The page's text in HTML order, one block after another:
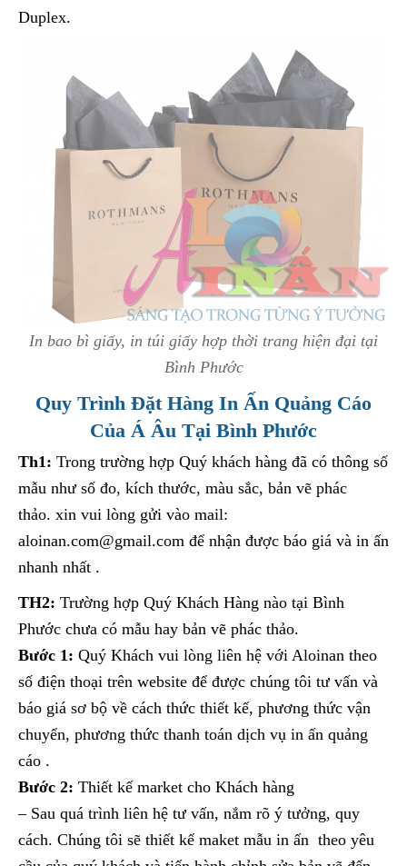
Duplex.
In bao bì giấy, in túi giấy hợp thời trang hiện đại tại
Bình Phước
Quy Trình Đặt Hàng In Ấn Quảng Cáo
Của Á Âu Tại Bình Phước
Th1: Trong trường hợp Quý khách hàng đã có thông số
mẫu như số đo, kích thước, màu sắc, bản vẽ phác
thảo. xin vui lòng gửi vào mail:
aloinan.com@gmail.com để nhận được báo giá và in ấn
nhanh nhất .
TH2: Trường hợp Quý Khách Hàng nào tại Bình
Phước chưa có mẫu hay bản vẽ phác thảo.
Bước 1: Quý Khách vui lòng liên hệ với Aloinan theo
số điện thoại trên website để được chúng tôi tư vấn và
báo giá sơ bộ về cách thức thiết kế, phương thức vận
chuyển, phương thức thanh toán dịch vụ in ấn quảng
cáo .
Bước 2: Thiết kế market cho Khách hàng
– Sau quá trình liên hệ tư vấn, nắm rõ ý tưởng, quy
cách. Chúng tôi sẽ thiết kế maket mẫu in ấn theo yêu